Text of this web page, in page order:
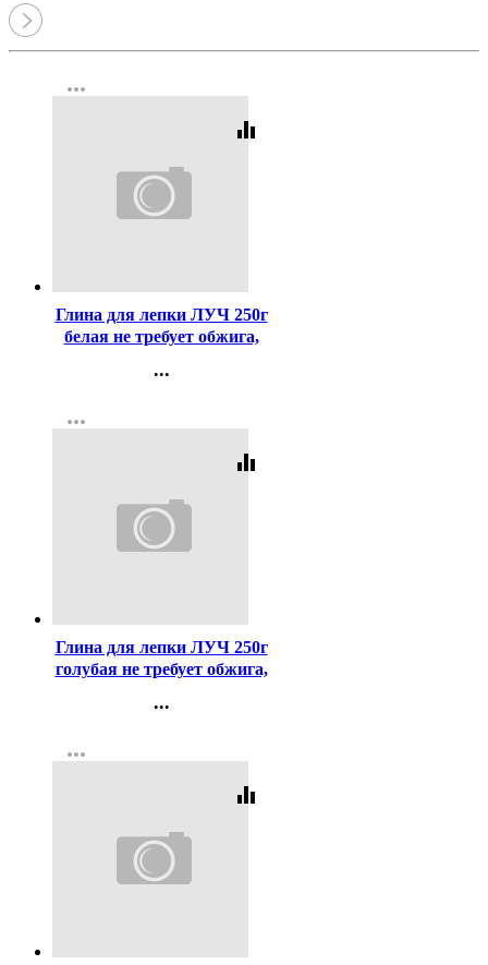
more_horiz
equalizer
Глина для лепки ЛУЧ 250г
белая не требует обжига,
арт.32С 2133-08
...
Регистрация
more_horiz
equalizer
Глина для лепки ЛУЧ 250г
голубая не требует обжига,
арт.32С 2134-08
...
Регистрация
more_horiz
equalizer